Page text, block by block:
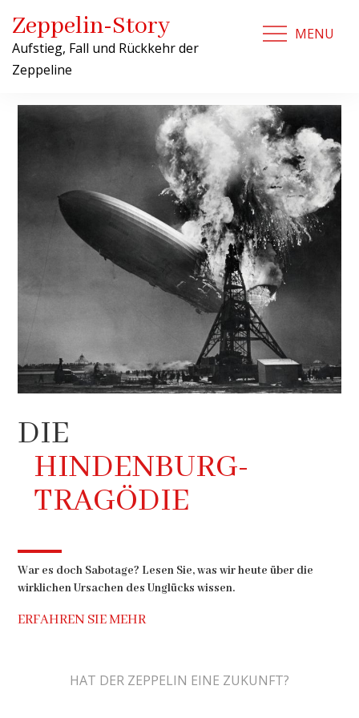
content
Zeppelin-Story
Aufstieg, Fall und Rückkehr der
Zeppeline
MENU
DIE
HINDENBURG-
TRAGÖDIE
War es doch Sabotage? Lesen Sie, was wir heute über die
wirklichen Ursachen des Unglücks wissen.
ERFAHREN SIE MEHR
HAT DER ZEPPELIN EINE ZUKUNFT?